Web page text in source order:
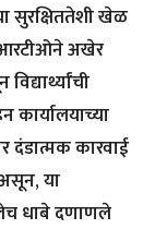
सुरक्षिततेशी खेळ
आरटीओने अखेर
कार्यालयाच्या
दंडात्मक कारवाई
या
धाबे दणाणले